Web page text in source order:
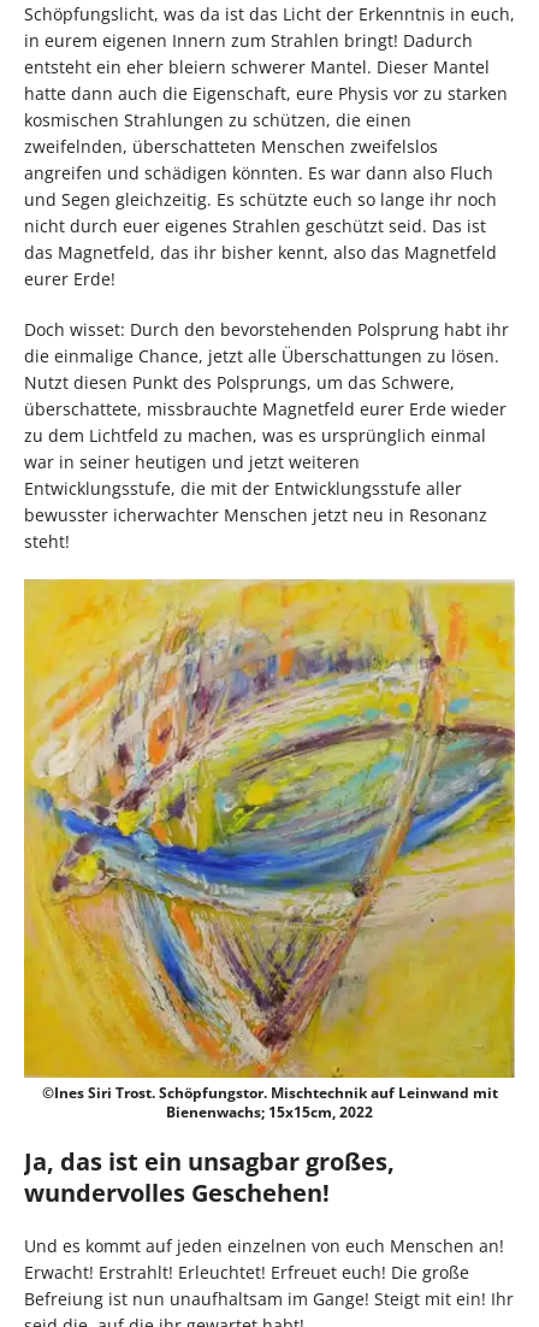
Schöpfungslicht, was da ist das Licht der Erkenntnis in euch,
in eurem eigenen Innern zum Strahlen bringt! Dadurch
entsteht ein eher bleiern schwerer Mantel. Dieser Mantel
hatte dann auch die Eigenschaft, eure Physis vor zu starken
kosmischen Strahlungen zu schützen, die einen
zweifelnden, überschatteten Menschen zweifelslos
angreifen und schädigen könnten. Es war dann also Fluch
und Segen gleichzeitig. Es schützte euch so lange ihr noch
nicht durch euer eigenes Strahlen geschützt seid. Das ist
das Magnetfeld, das ihr bisher kennt, also das Magnetfeld
eurer Erde!
Doch wisset: Durch den bevorstehenden Polsprung habt ihr
die einmalige Chance, jetzt alle Überschattungen zu lösen.
Nutzt diesen Punkt des Polsprungs, um das Schwere,
überschattete, missbrauchte Magnetfeld eurer Erde wieder
zu dem Lichtfeld zu machen, was es ursprünglich einmal
war in seiner heutigen und jetzt weiteren
Entwicklungsstufe, die mit der Entwicklungsstufe aller
bewusster icherwachter Menschen jetzt neu in Resonanz
steht!
©Ines Siri Trost. Schöpfungstor. Mischtechnik auf Leinwand mit
Bienenwachs; 15x15cm, 2022
Ja, das ist ein unsagbar großes,
wundervolles Geschehen!
Und es kommt auf jeden einzelnen von euch Menschen an!
Erwacht! Erstrahlt! Erleuchtet! Erfreuet euch! Die große
Befreiung ist nun unaufhaltsam im Gange! Steigt mit ein! Ihr